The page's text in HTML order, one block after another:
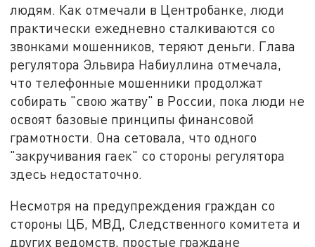
людям. Как отмечали в Центробанке, люди
практически ежедневно сталкиваются со
звонками мошенников, теряют деньги. Глава
регулятора Эльвира Набиуллина отмечала,
что телефонные мошенники продолжат
собирать "свою жатву" в России, пока люди не
освоят базовые принципы финансовой
грамотности. Она сетовала, что одного
"закручивания гаек" со стороны регулятора
здесь недостаточно.
Несмотря на предупреждения граждан со
стороны ЦБ, МВД, Следственного комитета и
других ведомств, простые граждане